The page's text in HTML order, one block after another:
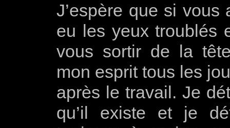
J’espère que si vous
eu les yeux troublés
vous sortir de la
mon esprit tous les
après le travail. Je
qu’il existe et je